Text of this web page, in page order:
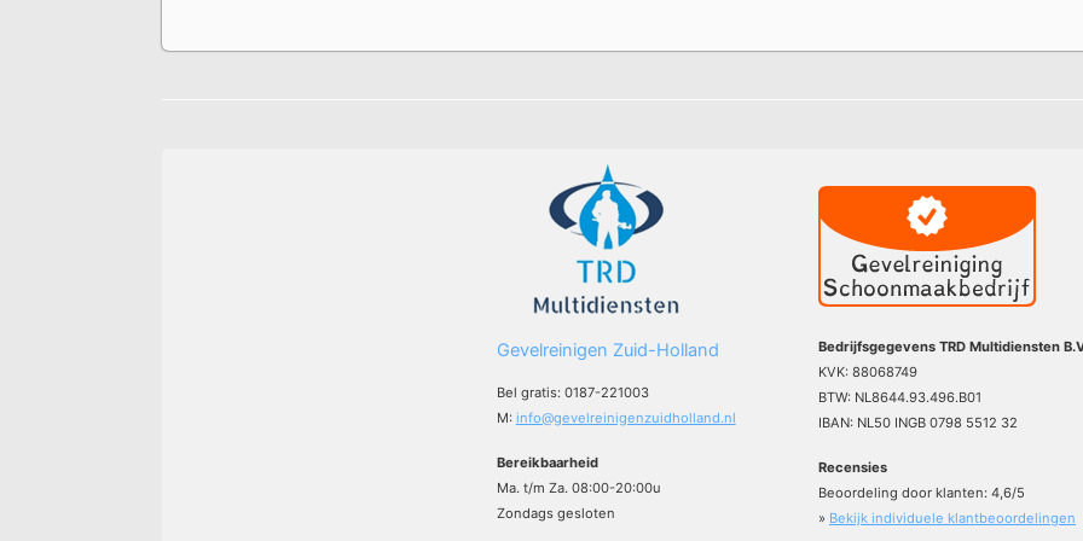
Gevelreinigen Zuid-Holland
Bel gratis: 0187-221003
M: info@gevelreinigenzuidholland.nl
Bereikbaarheid
Ma. t/m Za. 08:00-20:00u
Zondags gesloten
Bedrijfsgegevens TRD Multidiensten
KVK: 88068749
BTW: NL8644.93.496.B01
IBAN: NL50 INGB 0798 5512 32
Recensies
Beoordeling door klanten: 4,6/5
» Bekijk individuele klantbeoordelingen